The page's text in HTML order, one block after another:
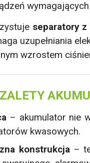
separatory z
uzupełniania
wzrostem
– akumulator nie
kwasowych.
konstrukcja –